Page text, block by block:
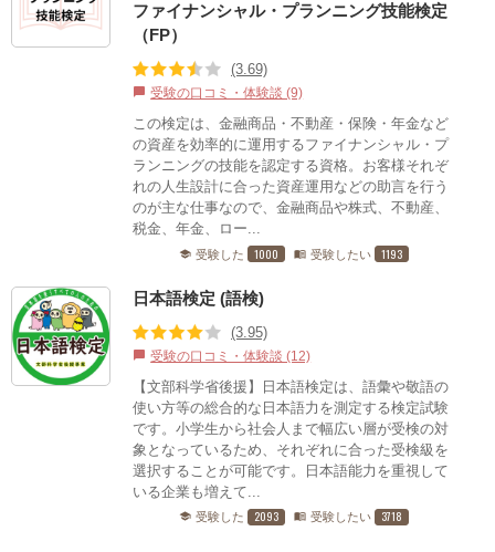
ファイナンシャル・プランニング技能検定
（FP）
(3.69)
chat_bubble 受験の口コミ・体験談 (9)
この検定は、金融商品・不動産・保険・年金など
の資産を効率的に運用するファイナンシャル・プ
ランニングの技能を認定する資格。お客様それぞ
れの人生設計に合った資産運用などの助言を行う
のが主な仕事なので、金融商品や株式、不動産、
税金、年金、ロー...
school 受験した 1000 menu_book 受験したい 1193
日本語検定 (語検)
(3.95)
chat_bubble 受験の口コミ・体験談 (12)
【文部科学省後援】日本語検定は、語彙や敬語の
使い方等の総合的な日本語力を測定する検定試験
です。小学生から社会人まで幅広い層が受検の対
象となっているため、それぞれに合った受検級を
選択することが可能です。日本語能力を重視して
いる企業も増えて...
school 受験した 2093 menu_book 受験したい 3718